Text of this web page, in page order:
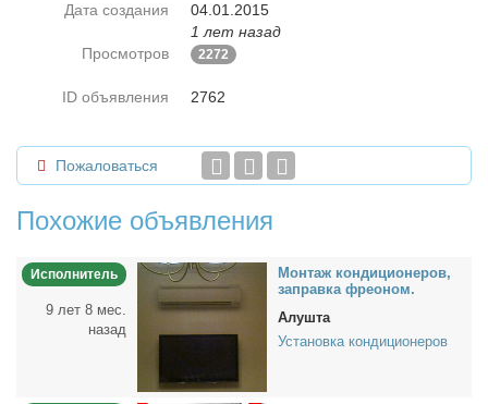
Дата создания
04.01.2015
1 лет назад
Просмотров
2272
ID объявления 2762
Пожаловаться
Похожие объявления
Исполнитель
9 лет 8 мес.
назад
Мон­таж кон­ди­ци­о­не­ров,
за­прав­ка фре­о­ном.
Алушта
Установка кондиционеров